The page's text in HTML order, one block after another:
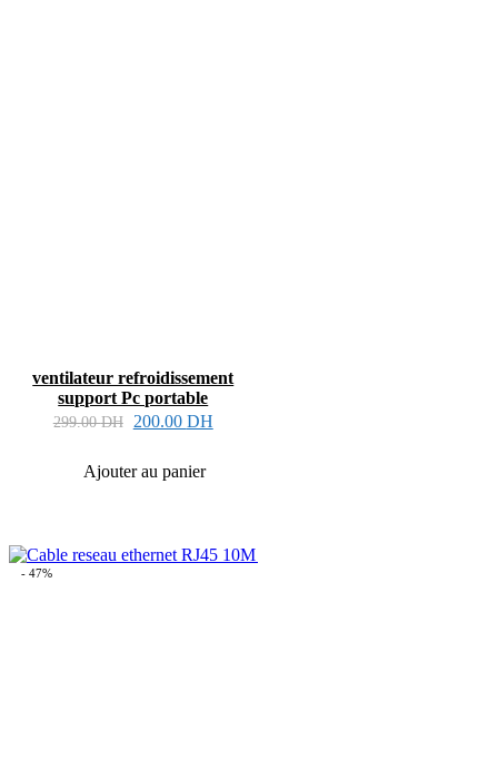
ventilateur refroidissement
support Pc portable
299.00DH 200.00 DH
Ajouter au panier
- 47%